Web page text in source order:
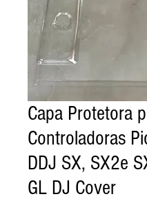
Capa Protetora
Controladoras
DDJ SX, SX2e
GL DJ Cover